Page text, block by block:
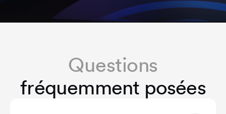
Questions
fréquemment posées